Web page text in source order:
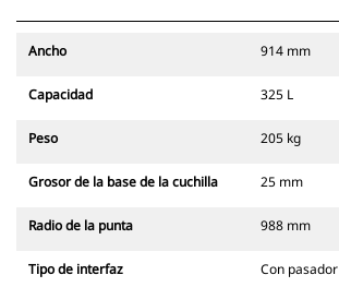
Ancho 914 mm
Capacidad 325 L
Peso 205 kg
Grosor de la base de la cuchilla 25 mm
Radio de la punta 988 mm
Tipo de interfaz Con pasador